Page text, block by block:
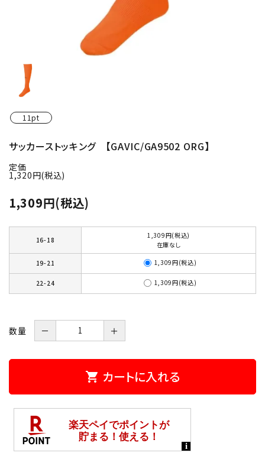
11pt
サッカーストッキング 【GAVIC/GA9502 ORG】
定価
1,320円(税込)
1,309円(税込)
16-18
1,309円(税込)
在庫なし
19-21 1,309円(税込)
22-24 1,309円(税込)
数量 － ＋
shopping_cart カートに入れる